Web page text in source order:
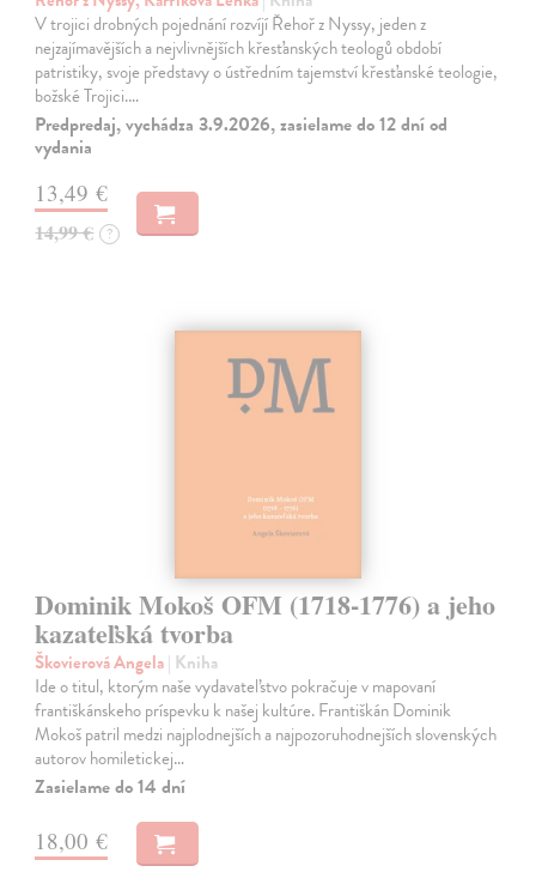
V trojici drobných pojednání rozvíjí Řehoř z Nyssy, jeden z
nejzajímavějších a nejvlivnějších křesťanských teologů období
patristiky, svoje představy o ústředním tajemství křesťanské teologie,
božské Trojici.…
Predpredaj, vychádza 3.9.2026, zasielame do 12 dní od
vydania
13,49 €
14,99 € ?
Dominik Mokoš OFM (1718-1776) a jeho
kazateľská tvorba
Škovierová Angela| Kniha
Ide o titul, ktorým naše vydavateľstvo pokračuje v mapovaní
františkánskeho príspevku k našej kultúre. Františkán Dominik
Mokoš patril medzi najplodnejších a najpozoruhodnejších slovenských
autorov homiletickej…
Zasielame do 14 dní
18,00 €